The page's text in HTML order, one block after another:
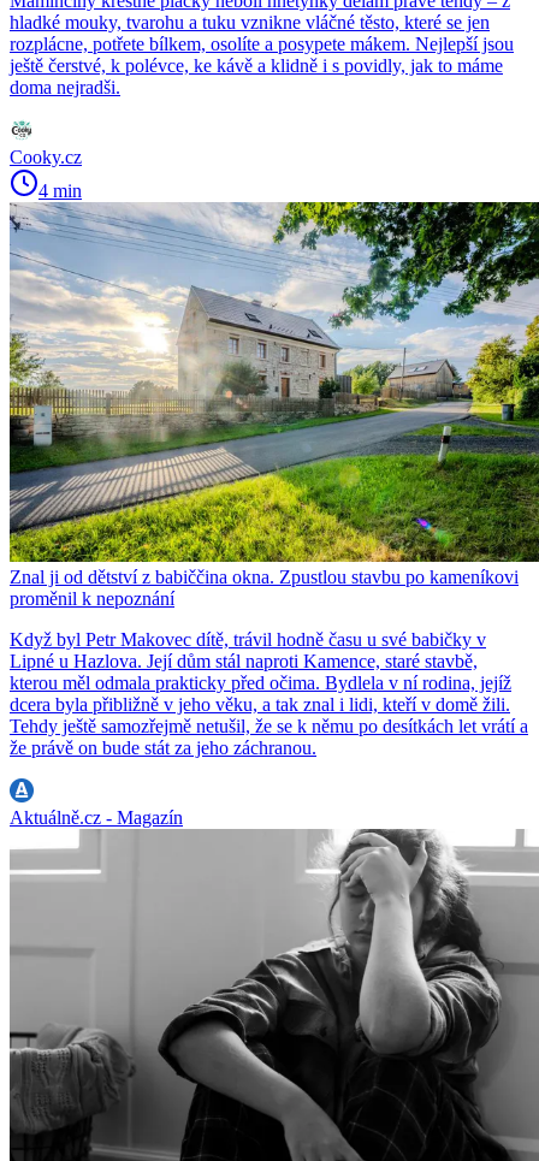
hladké mouky, tvarohu a tuku vznikne vláčné těsto, které se jen
rozplácne, potřete bílkem, osolíte a posypete mákem. Nejlepší jsou
ještě čerstvé, k polévce, ke kávě a klidně i s povidly, jak to máme
doma nejradši.
Cooky.cz
4 min
Znal ji od dětství z babiččina okna. Zpustlou stavbu po kameníkovi
proměnil k nepoznání
Když byl Petr Makovec dítě, trávil hodně času u své babičky v
Lipné u Hazlova. Její dům stál naproti Kamence, staré stavbě,
kterou měl odmala prakticky před očima. Bydlela v ní rodina, jejíž
dcera byla přibližně v jeho věku, a tak znal i lidi, kteří v domě žili.
Tehdy ještě samozřejmě netušil, že se k němu po desítkách let vrátí a
že právě on bude stát za jeho záchranou.
Aktuálně.cz - Magazín